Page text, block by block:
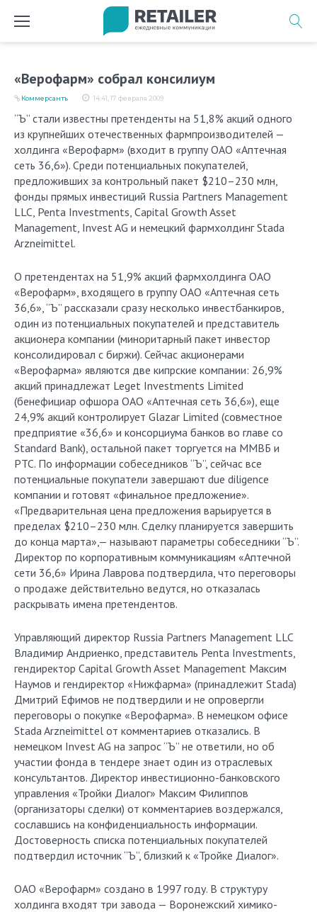
«Верофарм» собрал консилиум
14:41, 17 февраля 2009
Коммерсантъ
“Ъ” стали известны претенденты на 51,8% акций одного
из крупнейших отечественных фармпроизводителей —
холдинга «Верофарм» (входит в группу ОАО «Аптечная
сеть 36,6»). Среди потенциальных покупателей,
предложивших за контрольный пакет $210–230 млн,
фонды прямых инвестиций Russia Partners Management
LLC, Penta Investments, Сapital Growth Asset
Management, Invest AG и немецкий фармхолдинг Stada
Arzneimittel.
О претендентах на 51,9% акций фармхолдинга ОАО
«Верофарм», входящего в группу ОАО «Аптечная сеть
36,6», “Ъ” рассказали сразу несколько инвестбанкиров,
один из потенциальных покупателей и представитель
акционера компании (миноритарный пакет инвестор
консолидировал с биржи). Сейчас акционерами
«Верофарма» являются две кипрские компании: 26,9%
акций принадлежат Leget Investments Limited
(бенефициар офшора ОАО «Аптечная сеть 36,6»), еще
24,9% акций контролирует Glazar Limited (совместное
предприятие «36,6» и консорциума банков во главе со
Standard Bank), остальной пакет торгуется на ММВБ и
РТС. По информации собеседников “Ъ”, сейчас все
потенциальные покупатели завершают due diligence
компании и готовят «финальное предложение».
«Предварительная цена предложения варьируется в
пределах $210–230 млн. Сделку планируется завершить
до конца марта»,— называют параметры собеседники “Ъ”.
Директор по корпоративным коммуникациям «Аптечной
сети 36,6» Ирина Лаврова подтвердила, что переговоры
о продаже действительно ведутся, но отказалась
раскрывать имена претендентов.
Управляющий директор Russia Partners Management LLC
Владимир Андриенко, представитель Penta Investments,
гендиректор Capital Growth Asset Management Максим
Наумов и гендиректор «Нижфарма» (принадлежит Stada)
Дмитрий Ефимов не подтвердили и не опровергли
переговоры о покупке «Верофарма». В немецком офисе
Stada Arzneimittel от комментариев отказались. В
немецком Invest AG на запрос “Ъ” не ответили, но об
участии фонда в тендере знает один из отраслевых
консультантов. Директор инвестиционно-банковского
управления «Тройки Диалог» Максим Филиппов
(организаторы сделки) от комментариев воздержался,
сославшись на конфиденциальность информации.
Достоверность списка потенциальных покупателей
подтвердил источник “Ъ”, близкий к «Тройке Диалог».
ОАО «Верофарм» создано в 1997 году. В структуру
холдинга входят три завода — Воронежский химико-